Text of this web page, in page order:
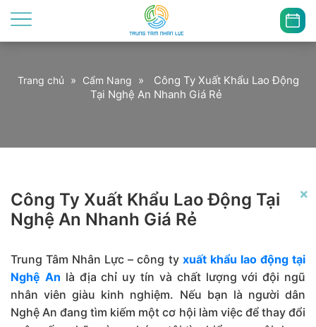
Trang chủ » Cẩm Nang »
Công Ty Xuất Khẩu Lao Động
Tại Nghệ An Nhanh Giá Rẻ
Công Ty Xuất Khẩu Lao Động Tại
Nghệ An Nhanh Giá Rẻ
Trung Tâm Nhân Lực – công ty xuất khẩu lao động tại
Nghệ An là địa chỉ uy tín và chất lượng với đội ngũ
nhân viên giàu kinh nghiệm. Nếu bạn là người dân
Nghệ An đang tìm kiếm một cơ hội làm việc để thay đổi
×